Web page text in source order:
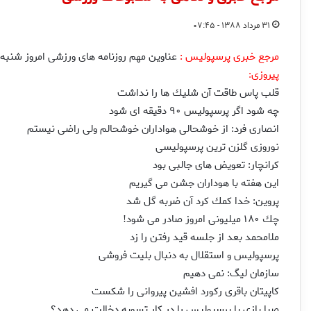
۳۱ مرداد ۱۳۸۸ - ۰۷:۴۵
مرجع خبری پرسپولیس : عناوین مهم روزنامه های ورزشی امروز شنبه ۳۱ مردادماه به شرح زیر است
پیروزی:
قلب پاس طاقت آن شلیك ها را نداشت
چه شود اگر پرسپولیس ۹۰ دقیقه ای شود
انصاری فرد: از خوشحالی هواداران خوشحالم ولی راضی نیستم
نوروزی گلزن ترین پرسپولیسی
كرانچار: تعویض های جالبی بود
این هفته با هوداران جشن می گیریم
پروین: خدا كمك كرد آن ضربه گل شد
چك ۱۸۰ میلیونی امروز صادر می شود
!
ملامحمد بعد از جلسه قید رفتن را زد
پرسپولیس و استقلال به دنبال بلیت فروشی
سازمان لیگ: نمی دهیم
كاپیتان باقری ركورد افشین پیروانی را شكست